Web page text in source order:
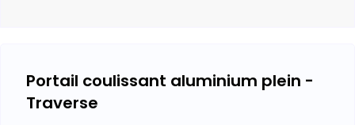
Portail coulissant aluminium plein -
Traverse